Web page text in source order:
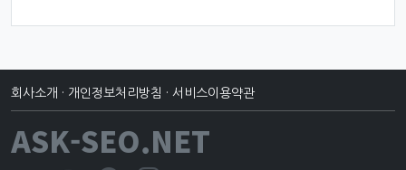
회사소개 · 개인정보처리방침 · 서비스이용약관
ASK-SEO.NET